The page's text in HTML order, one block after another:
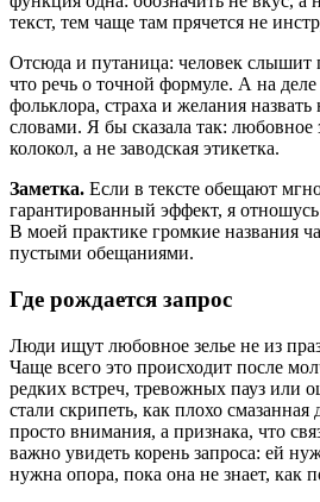
текст, тем чаще там прячется не
Отсюда и путаница: человек слышит
что речь о точной формуле. А на
фольклора, страха и желания
словами. Я бы сказала так: любовное
колокол, а не заводская этикетка.
Заметка. Если в тексте обещают
гарантированный эффект, я
В моей практике громкие названия
пустыми обещаниями.
Где рождается запрос
Люди ищут любовное зелье не из
Чаще всего это происходит после
редких встреч, тревожных пауз или
стали скрипеть, как плохо
просто внимания, а признака, что
важно увидеть корень запроса: ей
нужна опора, пока она не знает, как